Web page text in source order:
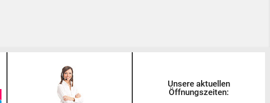
Unsere aktuellen
Öffnungszeiten: